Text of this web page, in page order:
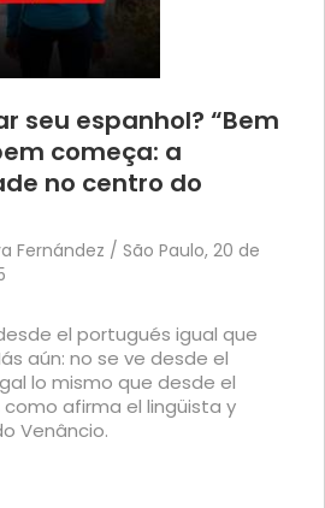
seu espanhol? “Bem
começa: a
no centro do
Fernández / São Paulo, 20 de
el portugués igual que
aún: no se ve desde el
lo mismo que desde el
afirma el lingüista y
Venâncio.